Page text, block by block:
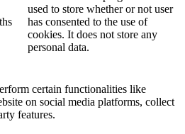
used to store whether or not user
has consented to the use of
cookies. It does not store any
personal data.
certain functionalities like
on social media platforms, collect
features.